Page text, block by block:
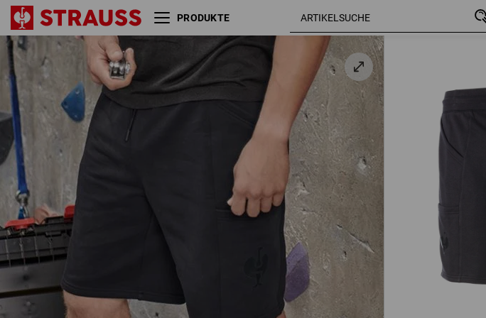
PRODUKTE
Sweat Short light e.s.trail schwarz 44